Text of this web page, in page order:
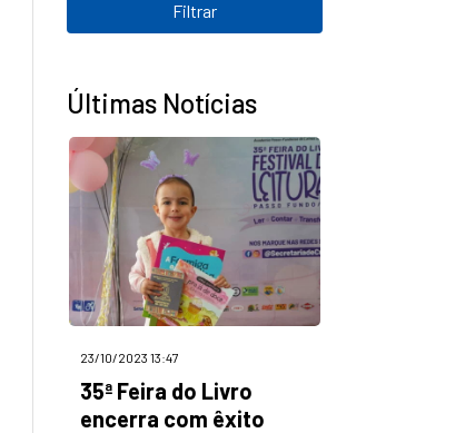
Últimas Notícias
23/10/2023 13:47
35ª Feira do Livro
encerra com êxito